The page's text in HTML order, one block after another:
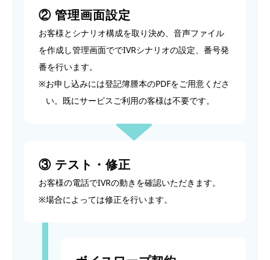
② 管理画面設定
お客様とシナリオ構成を取り決め、音声ファイル
を作成し管理画面ででIVRシナリオの設定、番号発
番を行います。
※お申し込みには登記簿謄本のPDFをご用意くださ
い。既にサービスご利用の客様は不要です。
③ テスト・修正
お客様の電話でIVRの動きを確認いただきます。
※場合によっては修正を行います。